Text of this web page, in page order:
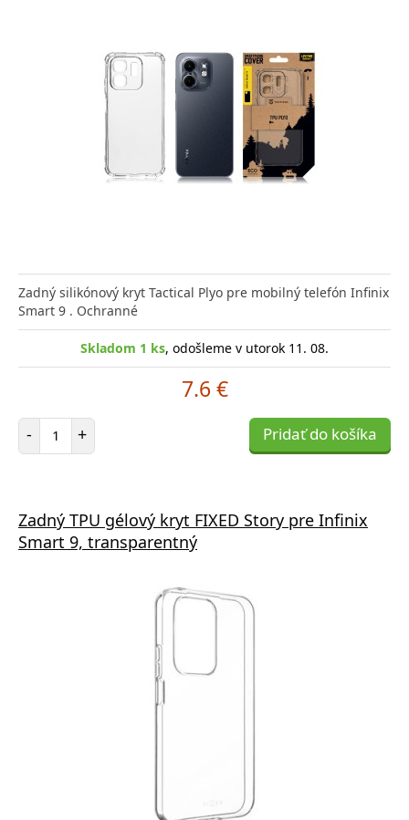
Zadný silikónový kryt Tactical Plyo pre mobilný telefón Infinix
Smart 9 . Ochranné
Skladom 1 ks, odošleme v utorok 11. 08.
7.6 €
- Počet položiek
+ Pridať do košíka
Zadný TPU gélový kryt FIXED Story pre Infinix
Smart 9, transparentný